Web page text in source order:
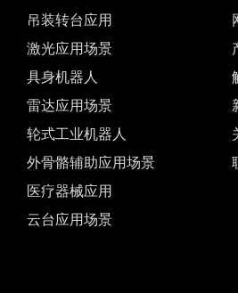
吊装转台应用
激光应用场景
具身机器人
雷达应用场景
轮式工业机器人
外骨骼辅助应用场景
医疗器械应用
云台应用场景